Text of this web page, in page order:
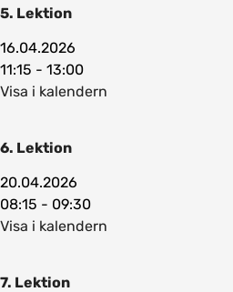
5. Lektion
16.04.2026
11:15 - 13:00
Visa i kalendern
6. Lektion
20.04.2026
08:15 - 09:30
Visa i kalendern
7. Lektion